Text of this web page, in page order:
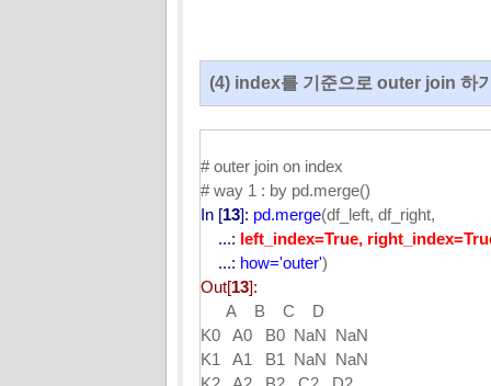
(4) index를 기준으로 outer join 하
# outer join on index
# way 1 : by pd.merge()
In [13]: pd.merge(df_left, df_right,
...: left_index=True,
...: how='outer')
Out[13]:
A B C D
K0 A0 B0 NaN NaN
K1 A1 B1 NaN NaN